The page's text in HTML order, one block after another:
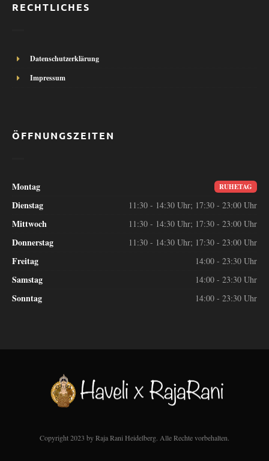
RECHTLICHES
Datenschutzerklärung
Impressum
ÖFFNUNGSZEITEN
Montag RUHETAG
Dienstag 11:30 - 14:30 Uhr; 17:30 - 23:00 Uhr
Mittwoch 11:30 - 14:30 Uhr; 17:30 - 23:00 Uhr
Donnerstag 11:30 - 14:30 Uhr; 17:30 - 23:00 Uhr
Freitag 14:00 - 23:30 Uhr
Samstag 14:00 - 23:30 Uhr
Sonntag 14:00 - 23:30 Uhr
Copyright 2023 by Raja Rani Heidelberg. Alle Rechte vorbehalten.